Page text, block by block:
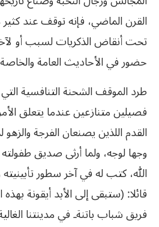
القرن الماضي، فإنه توقف عند
تحت أنقاض الذكريات لسبب أو
حضور في الأحاديث العامة والخاصة
طرد الموقف الشحنة التنافسية
فصيلين متنازعين عندما يتعلق
القدم اللذين يصنعان الفرجة والزهو
وجها لوجه، ولما أرثى صديق
الله، كتب له في آخر سطور
قائلا: (ستبقى إلى الأبد أيقونة
فريق شباب باتنةـ في مدينتنا